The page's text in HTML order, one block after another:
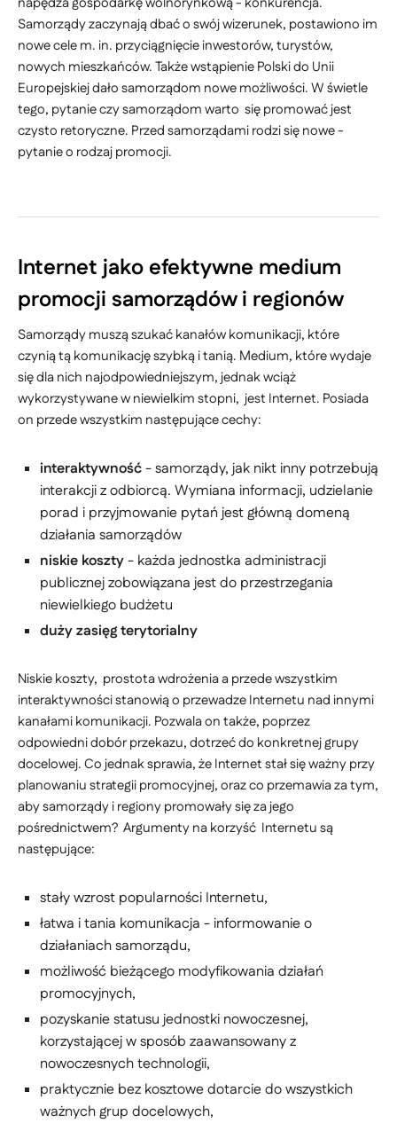
Samorządy zaczynają dbać o swój wizerunek, postawiono im
nowe cele m. in. przyciągnięcie inwestorów, turystów,
nowych mieszkańców. Także wstąpienie Polski do Unii
Europejskiej dało samorządom nowe możliwości. W świetle
tego, pytanie czy samorządom warto się promować jest
czysto retoryczne. Przed samorządami rodzi się nowe -
pytanie o rodzaj promocji.
Internet jako efektywne medium
promocji samorządów i regionów
Samorządy muszą szukać kanałów komunikacji, które
czynią tą komunikację szybką i tanią. Medium, które wydaje
się dla nich najodpowiedniejszym, jednak wciąż
wykorzystywane w niewielkim stopni, jest Internet. Posiada
on przede wszystkim następujące cechy:
interaktywność- samorządy, jak nikt inny potrzebują
interakcji z odbiorcą. Wymiana informacji, udzielanie
porad i przyjmowanie pytań jest główną domeną
działania samorządów
niskie koszty- każda jednostka administracji
publicznej zobowiązana jest do przestrzegania
niewielkiego budżetu
duży zasięg terytorialny
Niskie koszty, prostota wdrożenia a przede wszystkim
interaktywności stanowią o przewadze Internetu nad innymi
kanałami komunikacji. Pozwala on także, poprzez
odpowiedni dobór przekazu, dotrzeć do konkretnej grupy
docelowej. Co jednak sprawia, że Internet stał się ważny przy
planowaniu strategii promocyjnej, oraz co przemawia za tym,
aby samorządy i regiony promowały się za jego
pośrednictwem? Argumenty na korzyść Internetu są
następujące:
stały wzrost popularności Internetu,
łatwa i tania komunikacja - informowanie o
działaniach samorządu,
możliwość bieżącego modyfikowania działań
promocyjnych,
pozyskanie statusu jednostki nowoczesnej,
korzystającej w sposób zaawansowany z
nowoczesnych technologii,
praktycznie bez kosztowe dotarcie do wszystkich
ważnych grup docelowych,